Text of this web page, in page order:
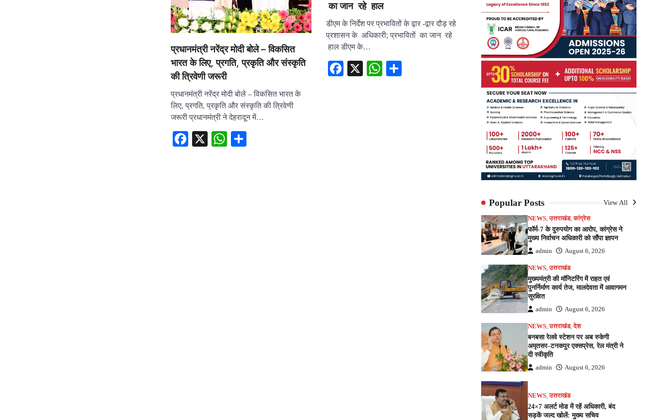
प्रधानमंत्री नरेंद्र मोदी बोले – विकसित
भारत के लिए, प्रगति, प्रकृति और संस्कृति
की त्रिवेणी जरूरी
प्रधानमंत्री नरेंद्र मोदी बोले – विकसित भारत के
लिए, प्रगति, प्रकृति और संस्कृति की त्रिवेणी
जरूरी प्रधानमंत्री ने देहरादून में…
Facebook
X WhatsApp
का जान रहे हाल
डीएम के निर्देश पर प्रभावितों के द्वार -द्वार दौड़ रहे
प्रशासन के अधिकारी; प्रभावितों का जान रहे
हाल डीएम के…
Facebook
X WhatsApp
Popular Posts View All
NEWS,उत्तराखंड,कांग्रेस
फॉर्म-7 के दुरुपयोग का आरोप, कांग्रेस ने
मुख्य निर्वाचन अधिकारी को सौंपा ज्ञापन
admin August 6, 2026
NEWS,उत्तराखंड
मुख्यमंत्री की मॉनिटरिंग में राहत एवं
पुनर्निर्माण कार्य तेज, मालदेवता में आवागमन
सुरक्षित
admin August 6, 2026
NEWS,उत्तराखंड,देश
बनबसा रेलवे स्टेशन पर अब रुकेगी
अमृतसर–टनकपुर एक्सप्रेस, रेल मंत्री ने
दी स्वीकृति
admin August 6, 2026
NEWS,उत्तराखंड
24×7 अलर्ट मोड में रहें अधिकारी, बंद
सड़कें जल्द खोलें: मुख्य सचिव